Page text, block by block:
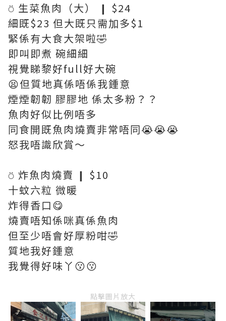
⍥ 生菜魚肉（大） ❙ $24
細既$23 但大既只需加多$1
緊係有大食大架啦🤣
即叫即煮 碗細細
視覺睇黎好full好大碗
😫但質地真係唔係我鍾意
煙煙韌韌 膠膠地 係太多粉？？
魚肉好似比例唔多
同食開既魚肉燒賣非常唔同😭😭😭
怒我唔識欣賞～
⍥ 炸魚肉燒賣 ❙ $10
十蚊六粒 微暖
炸得香口😋
燒賣唔知係咪真係魚肉
但至少唔會好厚粉咁🤣
質地我好鍾意
我覺得好味丫😗😗
點擊圖片放大